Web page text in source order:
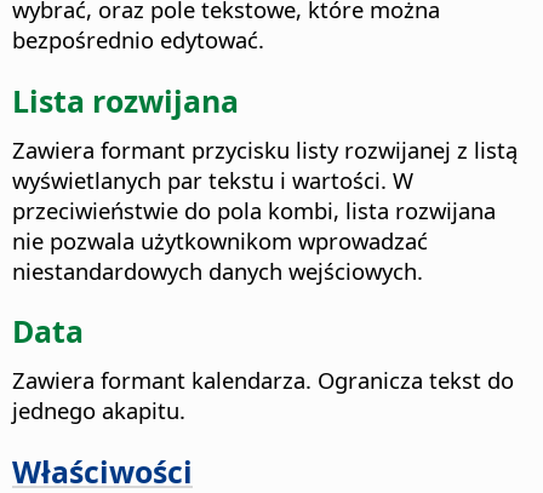
wybrać, oraz pole tekstowe, które można
bezpośrednio edytować.
Lista rozwijana
Zawiera formant przycisku listy rozwijanej z listą
wyświetlanych par tekstu i wartości. W
przeciwieństwie do pola kombi, lista rozwijana
nie pozwala użytkownikom wprowadzać
niestandardowych danych wejściowych.
Data
Zawiera formant kalendarza. Ogranicza tekst do
jednego akapitu.
Właściwości